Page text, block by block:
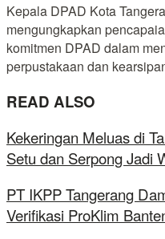
Kepala DPAD Kota
mengungkapkan
komitmen DPAD dalam
perpustakaan dan
READ ALSO
Kekeringan Meluas di
Setu dan Serpong Jadi
PT IKPP Tangerang
Verifikasi ProKlim